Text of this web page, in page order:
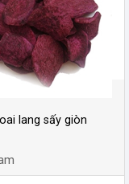
lang sấy giòn